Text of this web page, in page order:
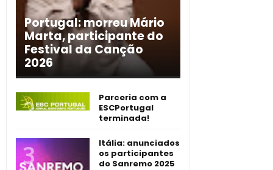
Portugal: morreu Mário
Marta, participante do
Festival da Canção
2026
Parceria com a
ESCPortugal
terminada!
Itália: anunciados
os participantes
do Sanremo 2025